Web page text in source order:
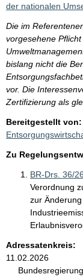
der nationalen
Die im
vorgesehene
bislang nicht die
vor. Die
Zertifizierung als
Bereitgestellt von:
Zu
BR-Drs. 36/26
Verordnung
zur
Adressatenkreis:
11.02.2026